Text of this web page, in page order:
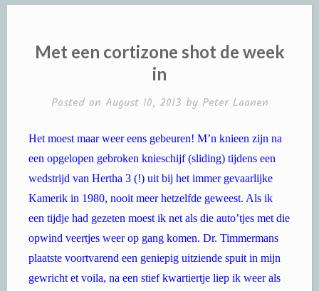
Met een cortizone shot de week
in
Posted on August 10, 2013 by Peter Laanen
Het moest maar weer eens gebeuren! M’n knieen zijn na
een opgelopen gebroken knieschijf (sliding) tijdens een
wedstrijd van Hertha 3 (!) uit bij het immer gevaarlijke
Kamerik in 1980, nooit meer hetzelfde geweest. Als ik
een tijdje had gezeten moest ik net als die auto’tjes met die
opwind veertjes weer op gang komen. Dr. Timmermans
plaatste voortvarend een geniepig uitziende spuit in mijn
gewricht et voila, na een stief kwartiertje liep ik weer als